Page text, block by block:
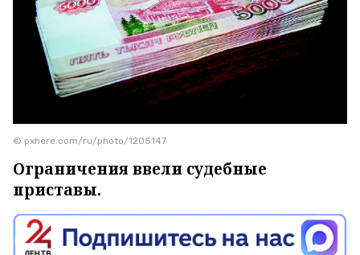
© pxhere.com/ru/photo/1205147
Ограничения ввели судебные
приставы.